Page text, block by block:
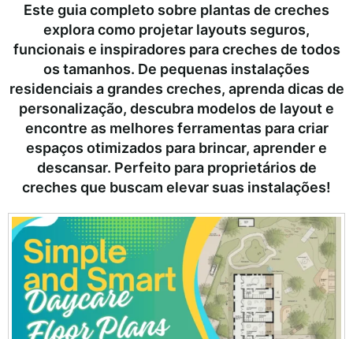
Este guia completo sobre plantas de creches
explora como projetar layouts seguros,
funcionais e inspiradores para creches de todos
os tamanhos. De pequenas instalações
residenciais a grandes creches, aprenda dicas de
personalização, descubra modelos de layout e
encontre as melhores ferramentas para criar
espaços otimizados para brincar, aprender e
descansar. Perfeito para proprietários de
creches que buscam elevar suas instalações!